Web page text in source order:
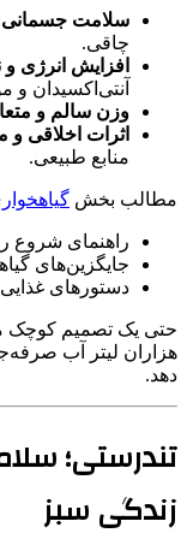
سلامت
چاقی.
افزایش انرژی
آنتی‌اکسیدان و
وزن سالم و
اثرات اخلاقی
منابع طبیعی.
مطالب بخش
راهنمای شروع
جایگزین‌های
دستورهای
حتی یک تصمیم کوچک
هزاران لیتر آب
دهد.
تندرستی؛
زندگی سبز